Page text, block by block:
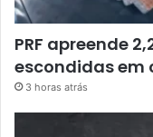
PRF apreende
escondidas em
3 horas atrás